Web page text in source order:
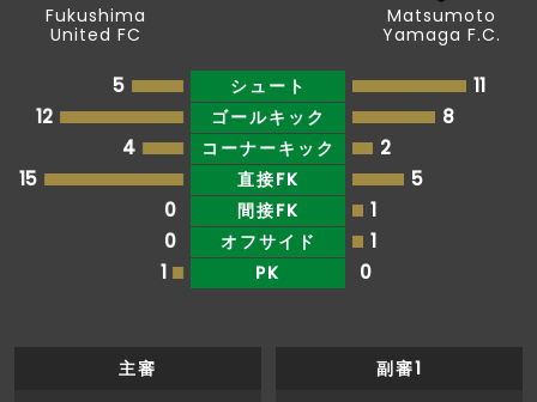
中村がペナルティエリア手前から左足で枠内に
シュートを放つも、金子にブロックされる
ペナルティエリア手前から永長がドリブルで前
進。ペナルティエリア内まで持ち運んでクロス
後半
25'
當麻のパスがペナルティエリア内の狩野につな
がる
25'
ペナルティエリア内で狩野がドリブルを試みる
も、相手の対応に遭う
後半
27'
右サイドから安永がクロスを入れるも、當麻に
Fukushima
United FC
Matsumoto
Yamaga F.C.
5 シュート
11
12
ゴールキック
8
4
コーナーキック
2
15
直接FK
5
0
間接FK
1
0
オフサイド
1
1
PK 0
主審 副審1